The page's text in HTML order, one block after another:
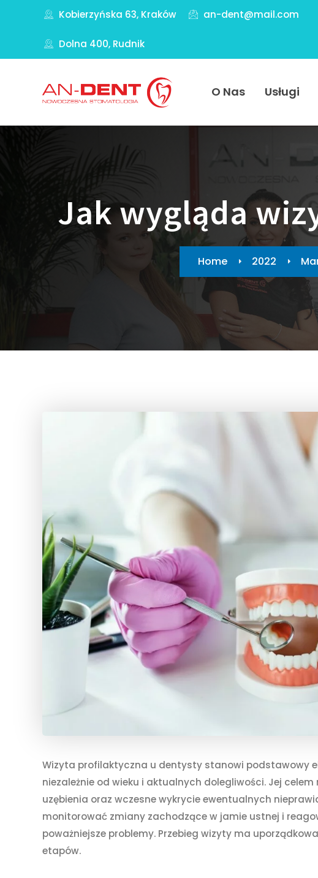
Kobierzyńska 63, Kraków an-dent@mail.com
Dolna 400, Rudnik
O Nas Usługi
Jak wygląda
Home 2022
Wizyta profilaktyczna u dentysty stanowi podstawowy
niezależnie od wieku i aktualnych dolegliwości. Jej
uzębienia oraz wczesne wykrycie ewentualnych
monitorować zmiany zachodzące w jamie ustnej i
poważniejsze problemy. Przebieg wizyty ma
etapów.